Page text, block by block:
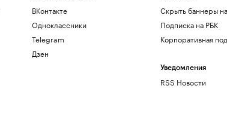
ВКонтакте
Одноклассники
Telegram
Дзен
Скрыть баннеры
Подписка на РБК
Корпоративная
Уведомления
RSS Новости